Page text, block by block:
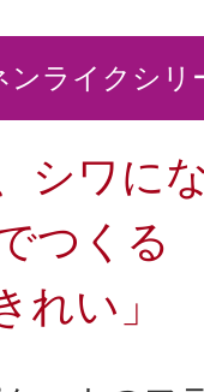
ンライクシリ
シワに
つくる
れい」